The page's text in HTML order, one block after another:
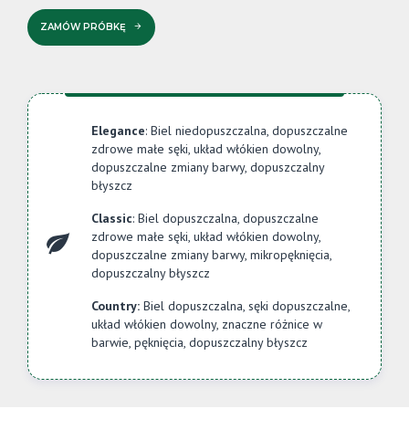
ZAMÓW PRÓBKĘ
Elegance: Biel niedopuszczalna, dopuszczalne
zdrowe małe sęki, układ włókien dowolny,
dopuszczalne zmiany barwy, dopuszczalny
błyszcz
Classic: Biel dopuszczalna, dopuszczalne
zdrowe małe sęki, układ włókien dowolny,
dopuszczalne zmiany barwy, mikropęknięcia,
dopuszczalny błyszcz
Country: Biel dopuszczalna, sęki dopuszczalne,
układ włókien dowolny, znaczne różnice w
barwie, pęknięcia, dopuszczalny błyszcz